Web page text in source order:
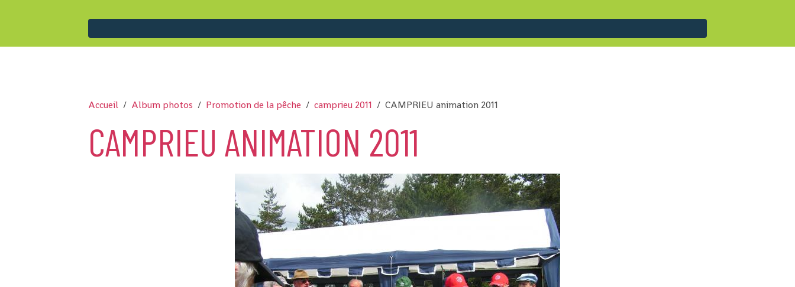
Accueil Album photos Promotion de la pêche camprieu 2011 CAMPRIEU animation 2011
CAMPRIEU ANIMATION 2011